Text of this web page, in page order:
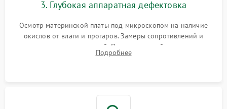
3. Глубокая аппаратная дефектовка
Осмотр материнской платы под микроскопом на наличие
окислов от влаги и прогаров. Замеры сопротивлений и
дежурных напряжений. Проверка цепей питания,
мультиконтроллера, процессора и видеочипа.
Подробнее